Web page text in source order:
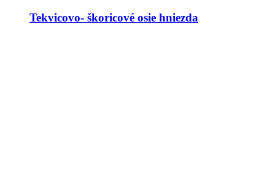
Tekvicovo- škoricové osie hniezda